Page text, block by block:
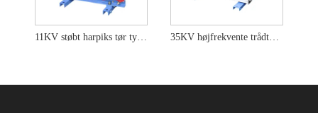
11KV støbt harpiks tør type transformator 35KV højfrekvente trådtørre typer strømtransformere